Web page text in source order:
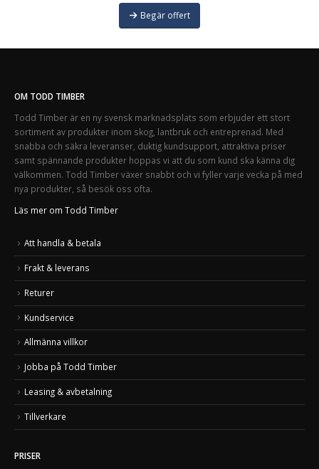
Begär offert
OM TODD TIMBER
Todd Timber är en ny svensk marknadsplats som erbjuder ett stort
sortiment av produkter inom skog, lantbruk och entreprenad. Med
snabba och säkra leveranser, duktig kundsupport, attraktiva priser
samt spännande produkter hoppas vi att du som kund ska känna dig
välkommen. Todd Timber växer snabbt och vi fyller varje vecka på med
nya produkter, så besök oss ofta.
Läs mer om Todd Timber
Att handla & betala
Frakt & leverans
Returer
Kundservice
Allmänna villkor
Jobba på Todd Timber
Leasing & avbetalning
Tillverkare
PRISER